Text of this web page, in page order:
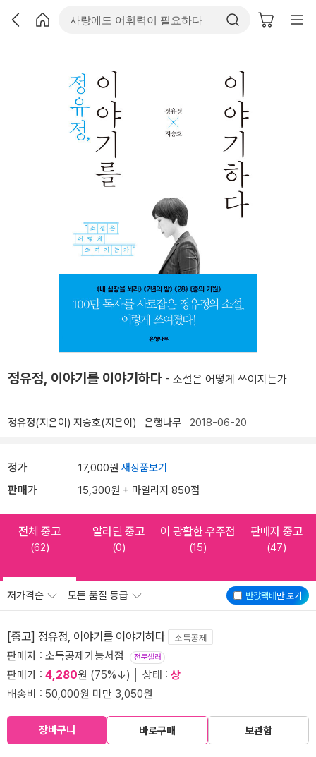
정유정, 이야기를 이야기하다 - 소설은 어떻게 쓰여지는가
정유정(지은이) 지승호(지은이) 은행나무 2018-06-20
정가 17,000원 새상품보기
판매가 15,300원 + 마일리지 850점
전체 중고
(62)
알라딘 중고
(0)
이 광활한 우주점
(15)
판매자 중고
(47)
반값택배만 보기
저가격순 모든 품질 등급
[중고] 정유정, 이야기를 이야기하다 소득공제
판매자 : 소득공제가능서점 전문셀러
판매가 : 4,280원 (75%↓) │ 상태 : 상
배송비 : 50,000원 미만 3,050원
장바구니 바로구매 보관함